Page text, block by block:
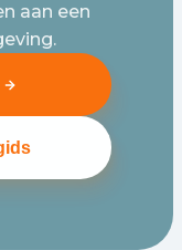
aan een